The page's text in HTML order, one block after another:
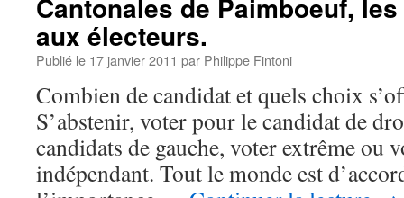
Cantonales de Paimboeuf,
aux électeurs.
Publié le 17 janvier 2011 par Philippe Fintoni
Combien de candidat et quels choix
S’abstenir, voter pour le candidat de
candidats de gauche, voter extrême ou
indépendant. Tout le monde est